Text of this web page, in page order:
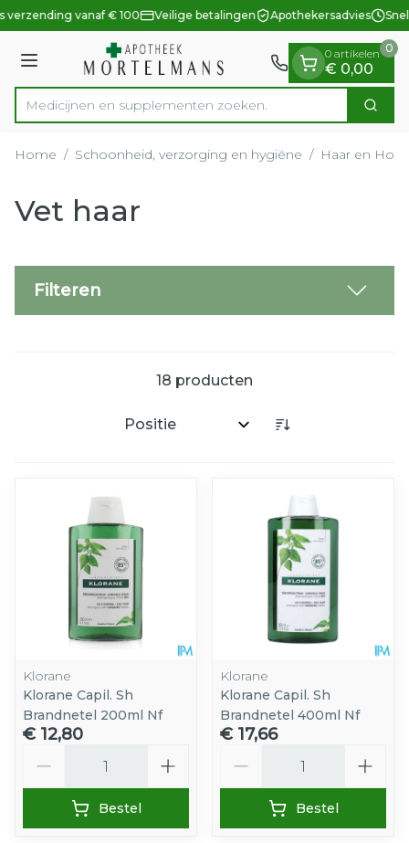
Ga naar de inhoud
1 van 1
verzending vanaf € 100 Veilige betalingen Apothekersadvies
Menu
Product, merk, categorie...
Medicijnen en suppl Zoek
0 artikelen
€ 0,00
0
Home / Schoonheid, verzorging en hygiëne / Haar en
Vet haar
Filteren
18 producten
Sorteer op:
Klorane
Klorane Capil. Sh
Brandnetel 200ml Nf
€ 12,80
Bestel
Klorane
Klorane Capil. Sh
Brandnetel 400ml Nf
€ 17,66
Bestel